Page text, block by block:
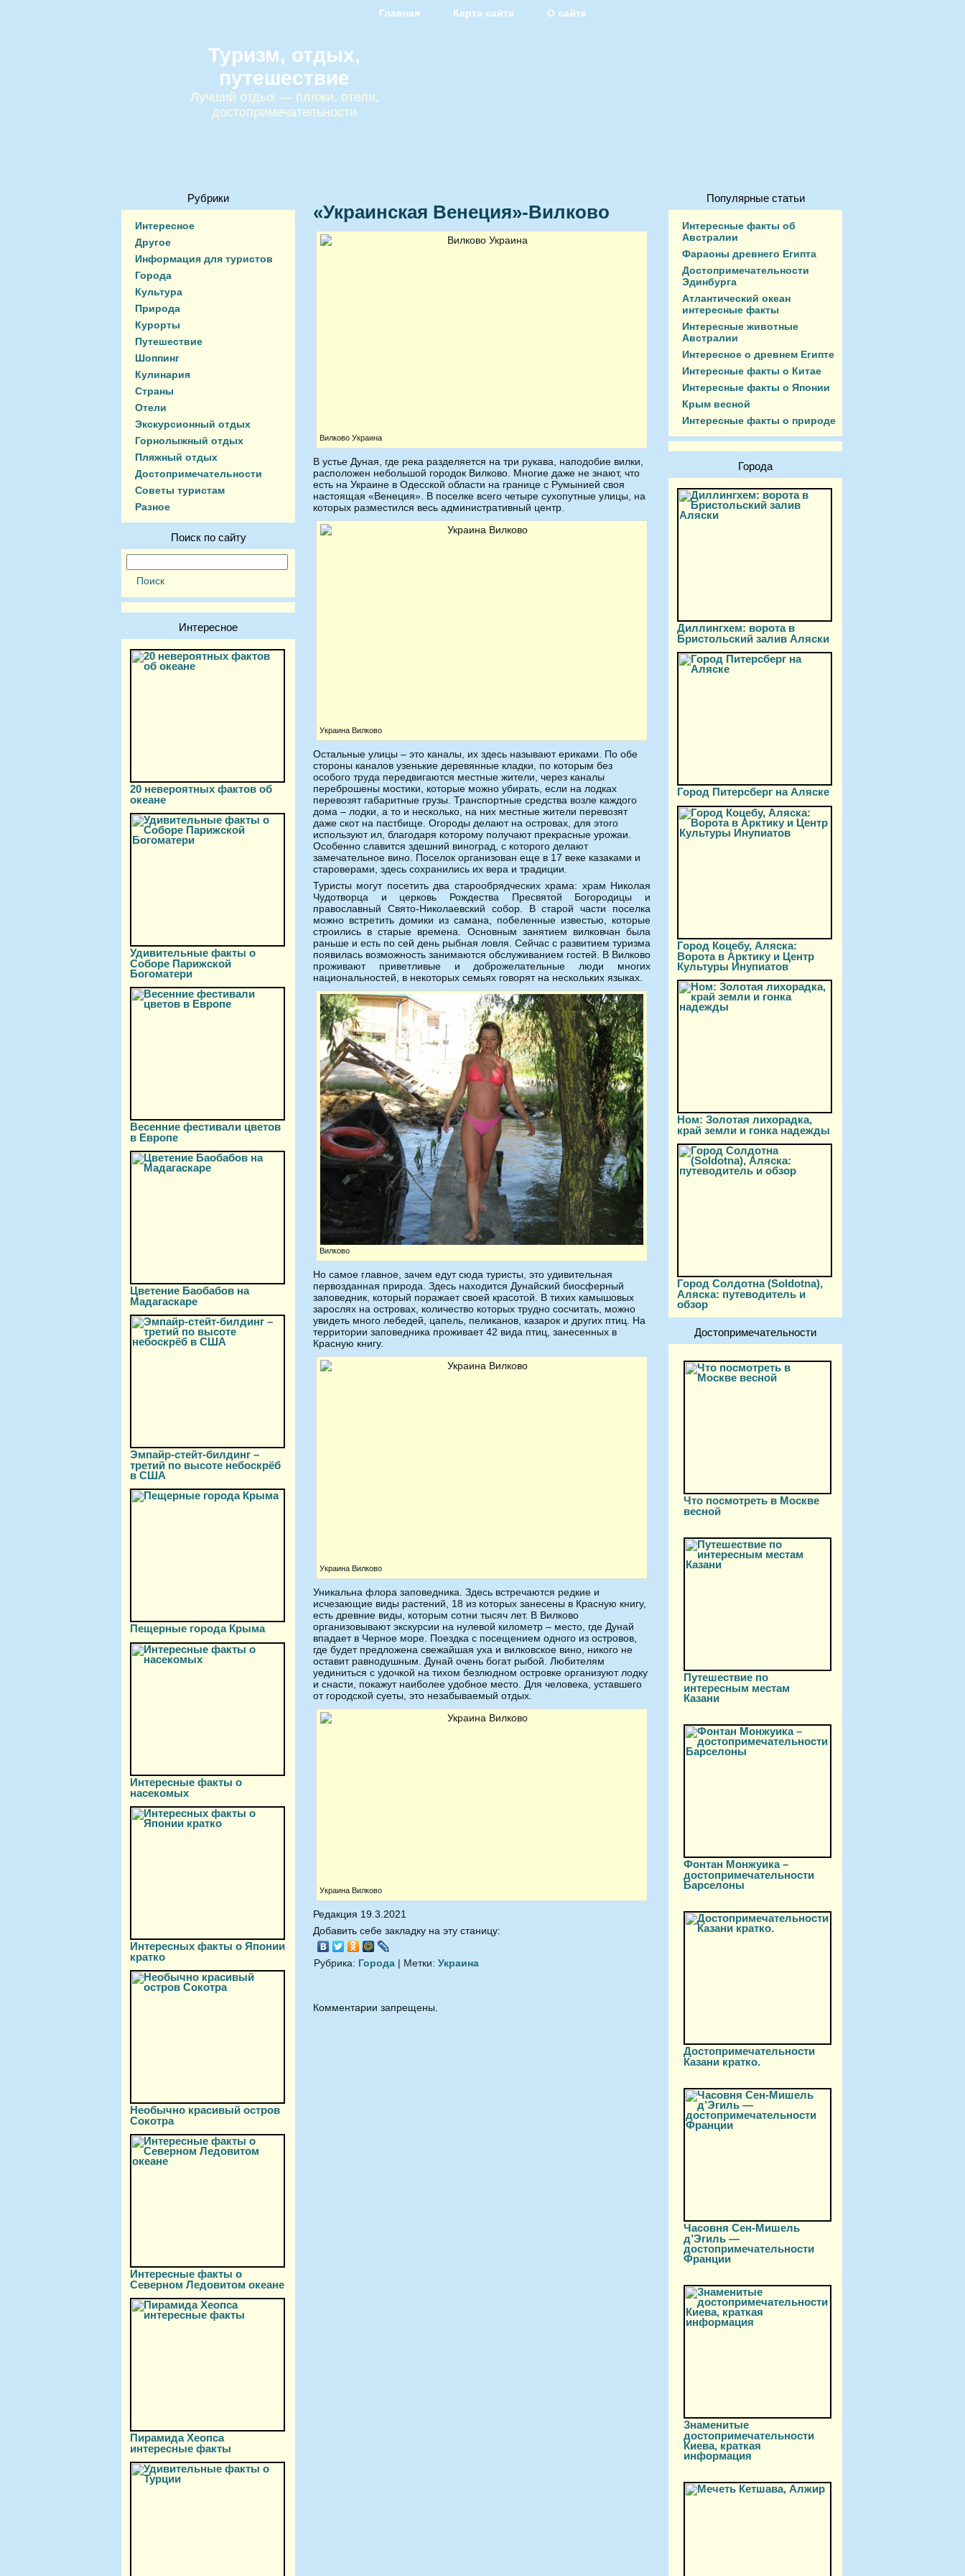
Главная Карта сайта О сайте
Туризм, отдых,
путешествие
Лучший отдых — пляжи, отели,
достопримечательности
Рубрики
Интересное
Другое
Информация для туристов
Города
Культура
Природа
Курорты
Путешествие
Шоппинг
Кулинария
Страны
Отели
Экскурсионный отдых
Горнолыжный отдых
Пляжный отдых
Достопримечательности
Советы туристам
Разное
Поиск по сайту
Интересное
20 невероятных фактов об
океане
Удивительные факты о
Соборе Парижской
Богоматери
Весенние фестивали цветов
в Европе
Цветение Баобабов на
Мадагаскаре
Эмпайр-стейт-билдинг –
третий по высоте небоскрёб
в США
Пещерные города Крыма
Интересные факты о
насекомых
Интересных факты о Японии
кратко
Необычно красивый остров
Сокотра
Интересные факты о
Северном Ледовитом океане
Пирамида Хеопса
интересные факты
«Украинская Венеция»-Вилково
Вилково Украина
В устье Дуная, где река разделяется на три рукава, наподобие вилки,
расположен небольшой городок Вилково. Многие даже не знают, что
есть на Украине в Одесской области на границе с Румынией своя
настоящая «Венеция». В поселке всего четыре сухопутные улицы, на
которых разместился весь административный центр.
Украина Вилково
Остальные улицы – это каналы, их здесь называют ериками. По обе
стороны каналов узенькие деревянные кладки, по которым без
особого труда передвигаются местные жители, через каналы
переброшены мостики, которые можно убирать, если на лодках
перевозят габаритные грузы. Транспортные средства возле каждого
дома – лодки, а то и несколько, на них местные жители перевозят
даже скот на пастбище. Огороды делают на островах, для этого
используют ил, благодаря которому получают прекрасные урожаи.
Особенно славится здешний виноград, с которого делают
замечательное вино. Поселок организован еще в 17 веке казаками и
староверами, здесь сохранились их вера и традиции.
Туристы могут посетить два старообрядческих храма: храм Николая
Чудотворца и церковь Рождества Пресвятой Богородицы и
православный Свято-Николаевский собор. В старой части поселка
можно встретить домики из самана, побеленные известью, которые
строились в старые времена. Основным занятием вилковчан была
раньше и есть по сей день рыбная ловля. Сейчас с развитием туризма
появилась возможность занимаются обслуживанием гостей. В Вилково
проживают приветливые и доброжелательные люди многих
национальностей, в некоторых семьях говорят на нескольких языках.
Вилково
Но самое главное, зачем едут сюда туристы, это удивительная
первозданная природа. Здесь находится Дунайский биосферный
заповедник, который поражает своей красотой. В тихих камышовых
зарослях на островах, количество которых трудно сосчитать, можно
увидеть много лебедей, цапель, пеликанов, казарок и других птиц. На
территории заповедника проживает 42 вида птиц, занесенных в
Красную книгу.
Украина Вилково
Уникальна флора заповедника. Здесь встречаются редкие и
исчезающие виды растений, 18 из которых занесены в Красную книгу,
есть древние виды, которым сотни тысяч лет. В Вилково
организовывают экскурсии на нулевой километр – место, где Дунай
впадает в Черное море. Поездка с посещением одного из островов,
где будет предложена свежайшая уха и вилковское вино, никого не
оставит равнодушным. Дунай очень богат рыбой. Любителям
уединиться с удочкой на тихом безлюдном островке организуют лодку
и снасти, покажут наиболее удобное место. Для человека, уставшего
от городской суеты, это незабываемый отдых.
Украина Вилково
Редакция 19.3.2021
Добавить себе закладку на эту станицу:
Рубрика: Города | Метки: Украина
Комментарии запрещены.
Популярные статьи
Интересные факты об
Австралии
Фараоны древнего Египта
Достопримечательности
Эдинбурга
Атлантический океан
интересные факты
Интересные животные
Австралии
Интересное о древнем Египте
Интересные факты о Китае
Интересные факты о Японии
Крым весной
Интересные факты о природе
Города
Диллингхем: ворота в
Бристольский залив Аляски
Город Питерсберг на Аляске
Город Коцебу, Аляска:
Ворота в Арктику и Центр
Культуры Инупиатов
Ном: Золотая лихорадка,
край земли и гонка надежды
Город Солдотна (Soldotna),
Аляска: путеводитель и
обзор
Достопримечательности
Что посмотреть в Москве
весной
Путешествие по
интересным местам
Казани
Фонтан Монжуика –
достопримечательности
Барселоны
Достопримечательности
Казани кратко.
Часовня Сен-Мишель
д’Эгиль —
достопримечательности
Франции
Знаменитые
достопримечательности
Киева, краткая
информация